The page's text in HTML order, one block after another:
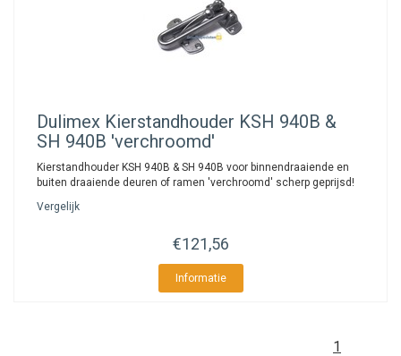
Dulimex Kierstandhouder KSH 940B &
SH 940B 'verchroomd'
Kierstandhouder KSH 940B & SH 940B voor binnendraaiende en
buiten draaiende deuren of ramen 'verchroomd' scherp geprijsd!
Vergelijk
€121,56
Informatie
1